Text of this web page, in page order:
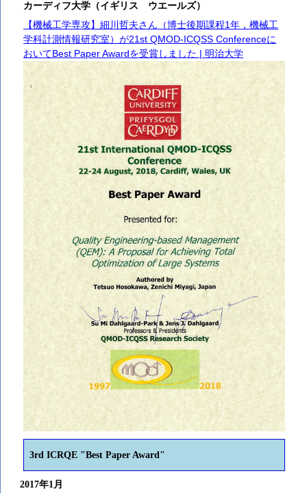
カーディフ大学（イギリス ウエールズ）
【機械工学専攻】細川哲夫さん（博士後期課程1年，機械工
学科計測情報研究室）が21st QMOD-ICQSS Conferenceに
おいてBest Paper Awardを受賞しました | 明治大学
3rd ICRQE "Best Paper Award"
2017年1月